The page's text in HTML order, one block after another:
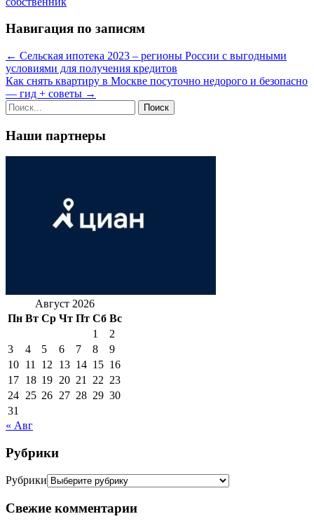
Навигация по записям
← Сельская ипотека 2023 – регионы России с выгодными
условиями для получения кредитов
Как снять квартиру в Москве посуточно недорого и безопасно
— гид + советы →
Наши партнеры
Август 2026
Пн Вт Ср Чт Пт Сб Вс
1
2
3
4 5 6 7 8
9
10 11 12 13 14 15 16
17 18 19 20 21 22 23
24 25 26 27 28 29 30
31
« Авг
Рубрики
Рубрики
Свежие комментарии